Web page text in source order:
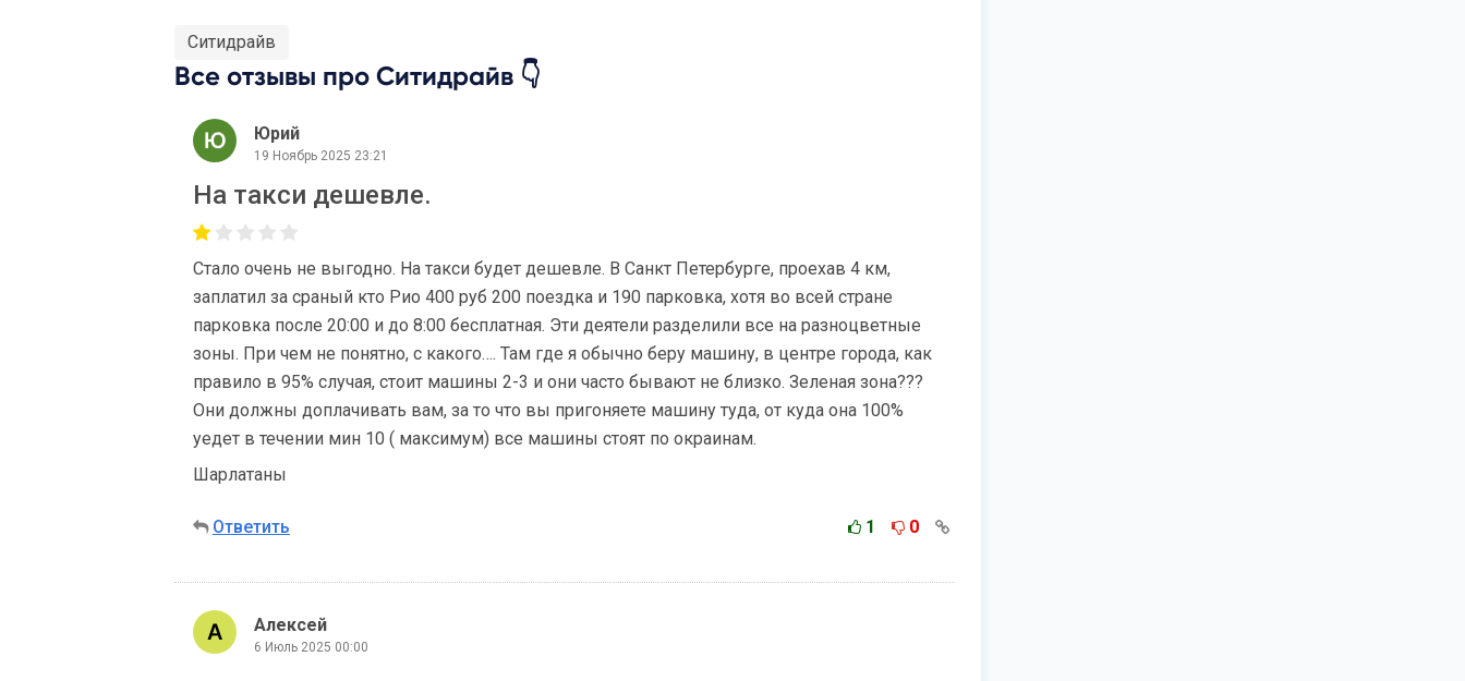
Ситидрайв
Все отзывы про Ситидрайв 👇
Юрий
19 Ноябрь 2025 23:21
На такси дешевле.
Стало очень не выгодно. На такси будет дешевле. В Санкт Петербурге, проехав 4 км,
заплатил за сраный кто Рио 400 руб 200 поездка и 190 парковка, хотя во всей стране
парковка после 20:00 и до 8:00 бесплатная. Эти деятели разделили все на разноцветные
зоны. При чем не понятно, с какого…. Там где я обычно беру машину, в центре города, как
правило в 95% случая, стоит машины 2-3 и они часто бывают не близко. Зеленая зона???
Они должны доплачивать вам, за то что вы пригоняете машину туда, от куда она 100%
уедет в течении мин 10 ( максимум) все машины стоят по окраинам.
Шарлатаны
Ответить 1 0
Алексей
6 Июль 2025 00:00